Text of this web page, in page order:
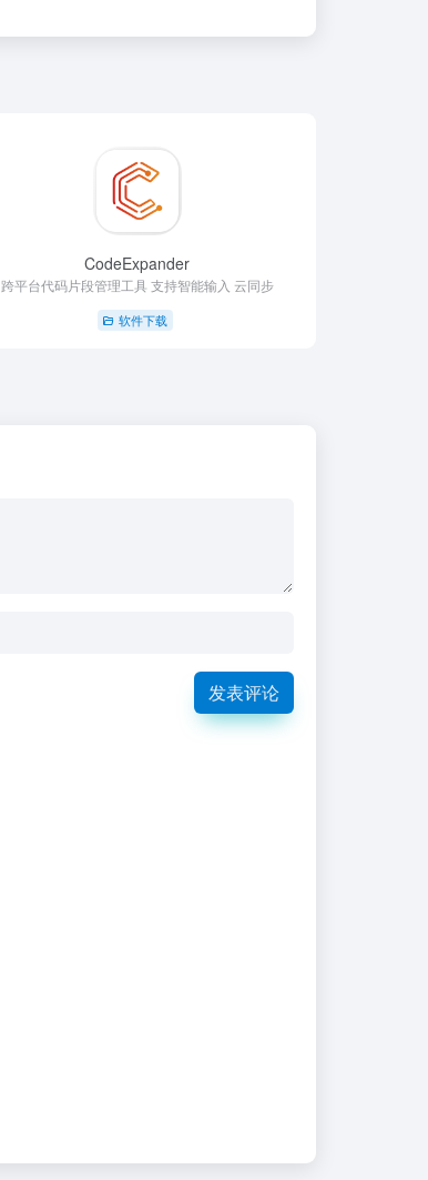
CodeExpander
跨平台代码片段管理工具 支持智能输入 云同步
软件下载
发表评论